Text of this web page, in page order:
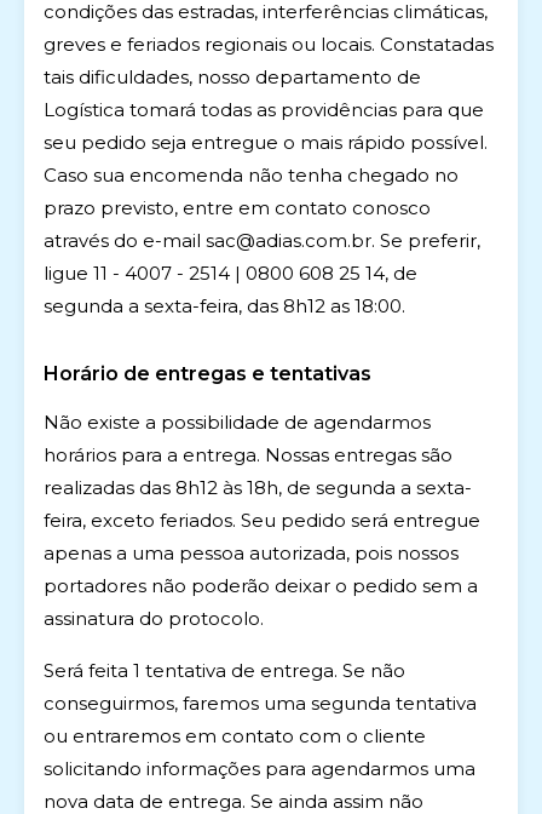
condições das estradas, interferências climáticas,
greves e feriados regionais ou locais. Constatadas
tais dificuldades, nosso departamento de
Logística tomará todas as providências para que
seu pedido seja entregue o mais rápido possível.
Caso sua encomenda não tenha chegado no
prazo previsto, entre em contato conosco
através do e-mail sac@adias.com.br. Se preferir,
ligue 11 - 4007 - 2514 | 0800 608 25 14, de
segunda a sexta-feira, das 8h12 as 18:00.
Horário de entregas e tentativas
Não existe a possibilidade de agendarmos
horários para a entrega. Nossas entregas são
realizadas das 8h12 às 18h, de segunda a sexta-
feira, exceto feriados. Seu pedido será entregue
apenas a uma pessoa autorizada, pois nossos
portadores não poderão deixar o pedido sem a
assinatura do protocolo.
Será feita 1 tentativa de entrega. Se não
conseguirmos, faremos uma segunda tentativa
ou entraremos em contato com o cliente
solicitando informações para agendarmos uma
nova data de entrega. Se ainda assim não